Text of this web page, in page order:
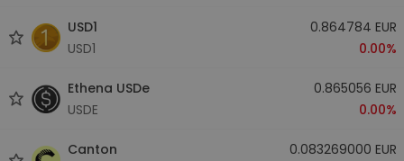
USD1
USD1
0.864784 EUR
0.00%
Ethena USDe
USDE
0.865056 EUR
0.00%
Canton
0.083269000 EUR